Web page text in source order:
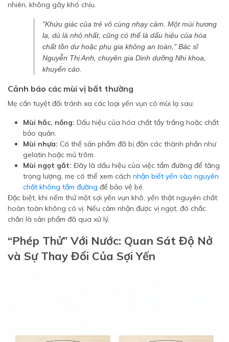
nhiên, không gây khó chịu.
"Khứu giác của trẻ vô cùng nhạy cảm. Một mùi hương
lạ, dù là nhỏ nhất, cũng có thể là dấu hiệu của hóa
chất tồn dư hoặc phụ gia không an toàn," Bác sĩ
Nguyễn Thị Anh, chuyên gia Dinh dưỡng Nhi khoa,
khuyến cáo.
Cảnh báo các mùi vị bất thường
Mẹ cần tuyệt đối tránh xa các loại yến vụn có mùi lạ sau:
Mùi hắc, nồng: Dấu hiệu của hóa chất tẩy trắng hoặc chất
bảo quản.
Mùi nhựa: Có thể sản phẩm đã bị độn các thành phần như
gelatin hoặc mủ trôm.
Mùi ngọt gắt: Đây là dấu hiệu của việc tẩm đường để tăng
trọng lượng, mẹ có thể xem cách nhận biết yến sào nguyên
chất không tẩm đường để bảo vệ bé.
Đặc biệt, khi nếm thử một sợi yến vụn khô, yến thật nguyên chất
hoàn toàn không có vị. Nếu cảm nhận được vị ngọt, đó chắc
chắn là sản phẩm đã qua xử lý.
“Phép Thử” Với Nước: Quan Sát Độ Nở
và Sự Thay Đổi Của Sợi Yến